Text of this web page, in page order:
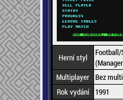
Herní styl
Football/
Multiplayer Bez
Rok vydání
1991